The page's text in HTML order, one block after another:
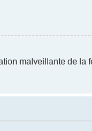
malveillante de la